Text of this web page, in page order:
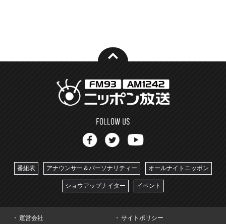
番組表 アナウンサー＆パーソナリティー オールナイトニッポン
ショウアップナイター イベント
運営会社 サイトポリシー